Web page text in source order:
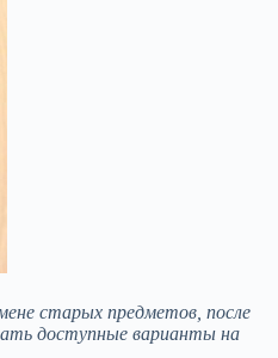
старых предметов, после
доступные варианты на